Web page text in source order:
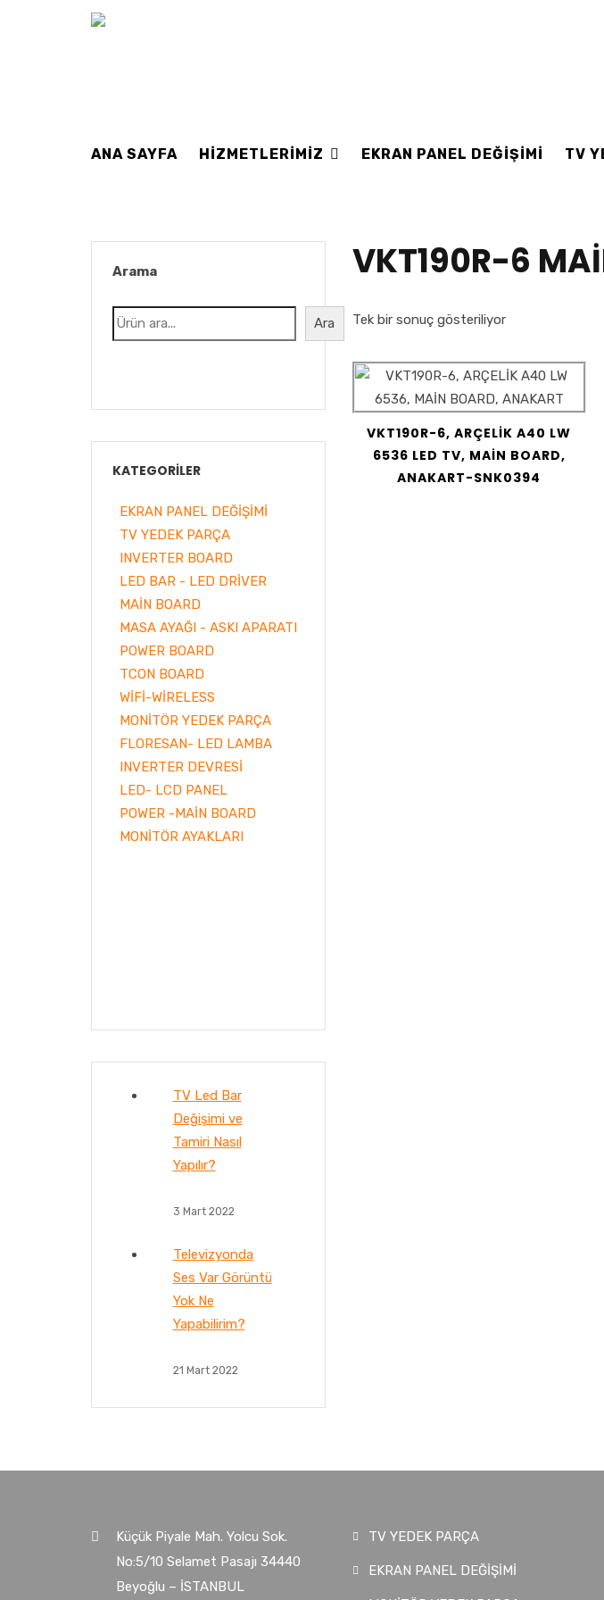
ANA SAYFA HIZMETLERIMIZ EKRAN PANEL DEĞİŞİMİ TV
VKT190R-6
Tek bir sonuç gösteriliyor
VKT190R-6, ARÇELİK A40 LW
6536 LED TV, MAİN BOARD,
ANAKART-SNK0394
Arama
Ara
KATEGORILER
EKRAN PANEL DEĞİŞİMİ
TV YEDEK PARÇA
INVERTER BOARD
LED BAR - LED DRİVER
MAİN BOARD
MASA AYAĞI - ASKI APARATI
POWER BOARD
TCON BOARD
WİFİ-WİRELESS
MONİTÖR YEDEK PARÇA
FLORESAN- LED LAMBA
INVERTER DEVRESİ
LED- LCD PANEL
POWER -MAİN BOARD
MONİTÖR AYAKLARI
TV Led Bar
Değişimi ve
Tamiri Nasıl
Yapılır?
3 Mart 2022
Televizyonda
Ses Var Görüntü
Yok Ne
Yapabilirim?
21 Mart 2022
Küçük Piyale Mah. Yolcu Sok.
No:5/10 Selamet Pasajı 34440
Beyoğlu – İSTANBUL
TV YEDEK PARÇA
EKRAN PANEL DEĞİŞİMİ